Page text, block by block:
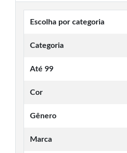
Escolha por categoria
Categoria
Até 99
Cor
Gênero
Marca